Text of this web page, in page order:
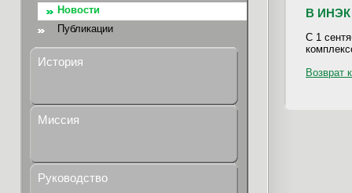
Новости
Публикации
История
Миссия
Руководство
В ИНЭК
С 1
Возврат